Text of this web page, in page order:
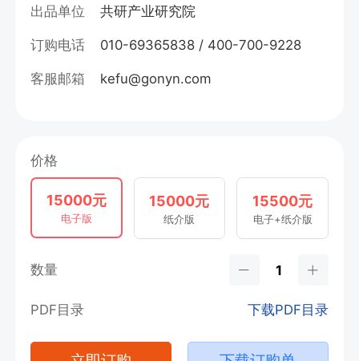
出品单位 共研产业研究院
订购电话 010-69365838 / 400-700-9228
客服邮箱 kefu@gonyn.com
价格
15000元
电子版
15000元
纸介版
15500元
电子+纸介版
数量
PDF目录 下载PDF目录